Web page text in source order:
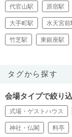
代官山駅 原宿駅
大手町駅 水天宮前
竹芝駅 東銀座駅
タグから探す
会場タイプで絞り
式場・ゲストハウス
神社・仏閣 料亭